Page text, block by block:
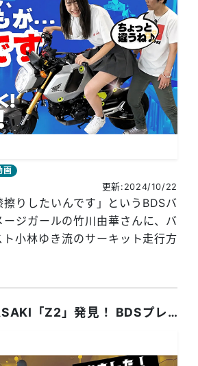
画
更新:2024/10/22
擦りしたいんです」というBDSバ
ジガールの竹川由華さんに、バ
小林ゆき流のサーキット走行方
大人気のKAWASAKI「Z2」発見！ BDSプレミアムオークション出品車両！